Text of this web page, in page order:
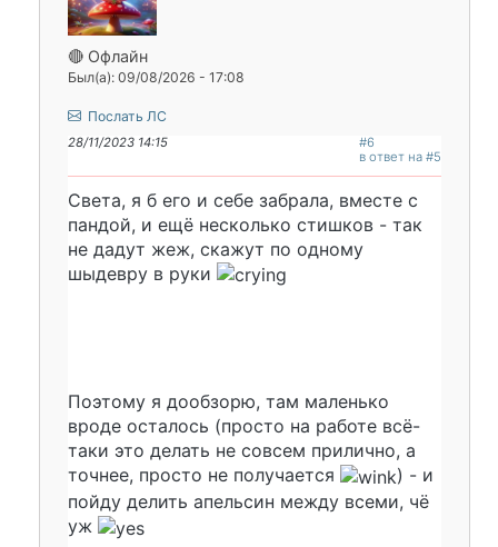
🔴 Офлайн
Был(а): 09/08/2026 - 17:08
Послать ЛС
28/11/2023 14:15
#6
в ответ на #5
Света, я б его и себе забрала, вместе с
пандой, и ещё несколько стишков - так
не дадут жеж, скажут по одному
шыдевру в руки
Поэтому я дообзорю, там маленько
вроде осталось (просто на работе всё-
таки это делать не совсем прилично, а
точнее, просто не получается
) - и
пойду делить апельсин между всеми, чё
уж